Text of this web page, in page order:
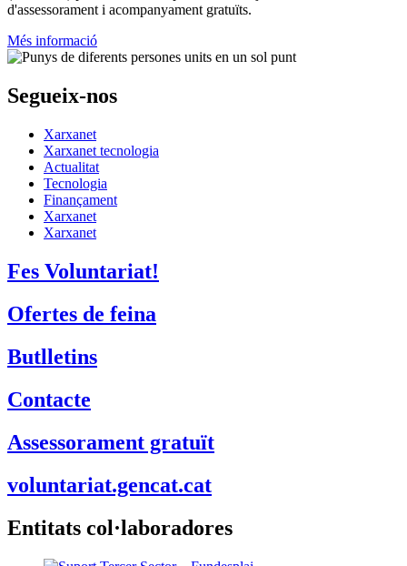
d'assessorament i acompanyament gratuïts.
Més informació
Segueix-nos
Xarxanet
Xarxanet tecnologia
Actualitat
Tecnologia
Finançament
Xarxanet
Xarxanet
Fes Voluntariat!
Ofertes de feina
Butlletins
Contacte
Assessorament gratuït
voluntariat.gencat.cat
Entitats col·laboradores